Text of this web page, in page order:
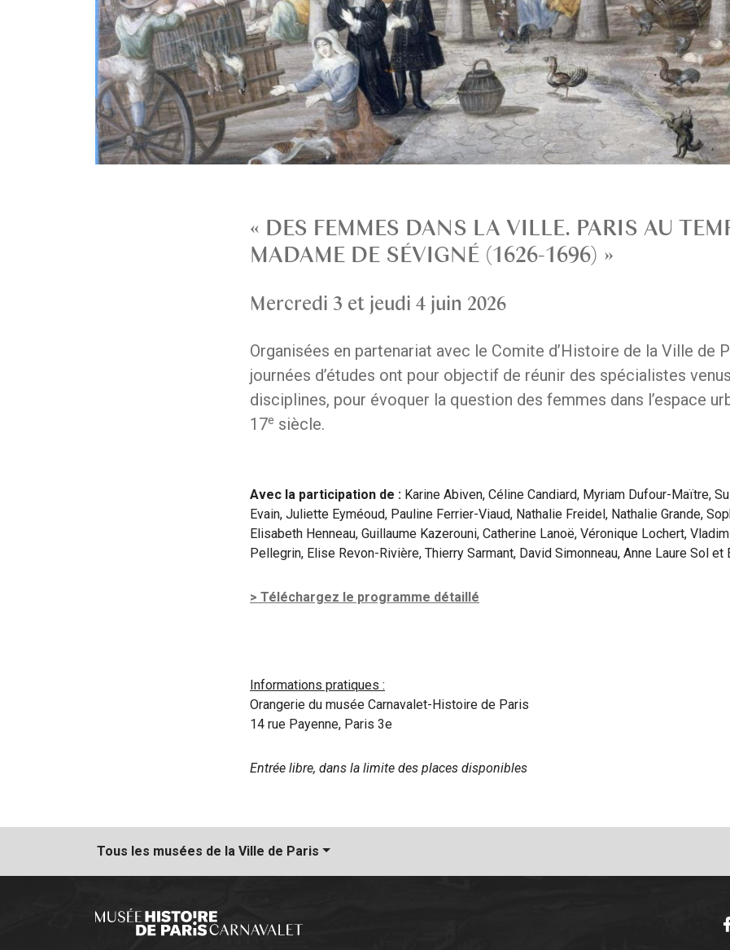
« DES FEMMES DANS LA VILLE. PARIS AU
MADAME DE SÉVIGNÉ (1626-1696) »
Mercredi 3 et jeudi 4 juin 2026
Organisées en partenariat avec le Comite d’Histoire de la Ville de
journées d’études ont pour objectif de réunir des spécialistes
disciplines, pour évoquer la question des femmes dans l’espace
17e siècle.
Avec la participation de : Karine Abiven, Céline Candiard, Myriam Dufour-Maïtre,
Evain, Juliette Eyméoud, Pauline Ferrier-Viaud, Nathalie Freidel, Nathalie Grande,
Elisabeth Henneau, Guillaume Kazerouni, Catherine Lanoë, Véronique Lochert,
Pellegrin, Elise Revon-Rivière, Thierry Sarmant, David Simonneau, Anne Laure Sol et
> Téléchargez le programme détaillé
Informations pratiques :
Orangerie du musée Carnavalet-Histoire de Paris
14 rue Payenne, Paris 3e
Entrée libre, dans la limite des places disponibles
Tous les musées de la Ville de Paris